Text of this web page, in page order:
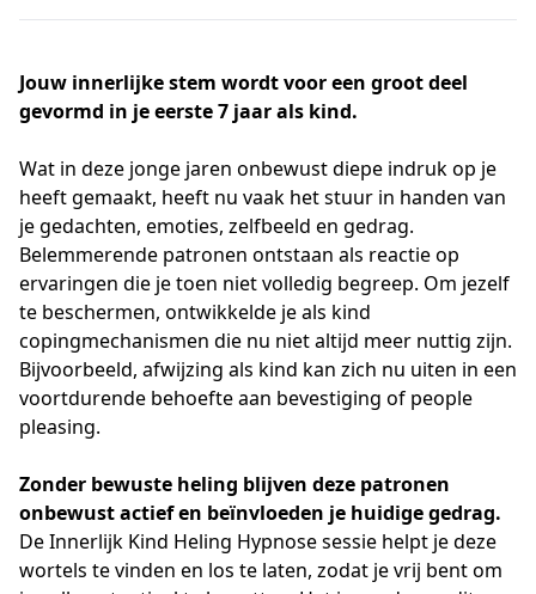
Jouw innerlijke stem wordt voor een groot deel
gevormd in je eerste 7 jaar als kind.
Wat in deze jonge jaren onbewust diepe indruk op je
heeft gemaakt, heeft nu vaak het stuur in handen van
je gedachten, emoties, zelfbeeld en gedrag.
Belemmerende patronen ontstaan als reactie op
ervaringen die je toen niet volledig begreep. Om jezelf
te beschermen, ontwikkelde je als kind
copingmechanismen die nu niet altijd meer nuttig zijn.
Bijvoorbeeld, afwijzing als kind kan zich nu uiten in een
voortdurende behoefte aan bevestiging of people
pleasing.
Zonder bewuste heling blijven deze patronen
onbewust actief en beïnvloeden je huidige gedrag.
De Innerlijk Kind Heling Hypnose sessie helpt je deze
wortels te vinden en los te laten, zodat je vrij bent om